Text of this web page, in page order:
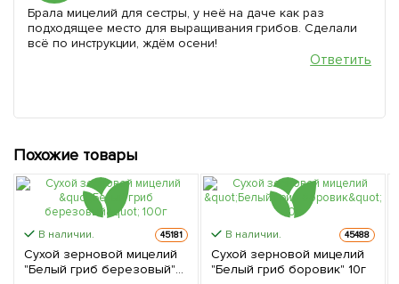
Брала мицелий для сестры, у неё на даче как раз
подходящее место для выращивания грибов. Сделали
всё по инструкции, ждём осени!
Ответить
Похожие товары
В наличии. 45181
Сухой зерновой мицелий
"Белый гриб березовый"
В наличии. 45488
Сухой зерновой мицелий
"Белый гриб боровик" 10г